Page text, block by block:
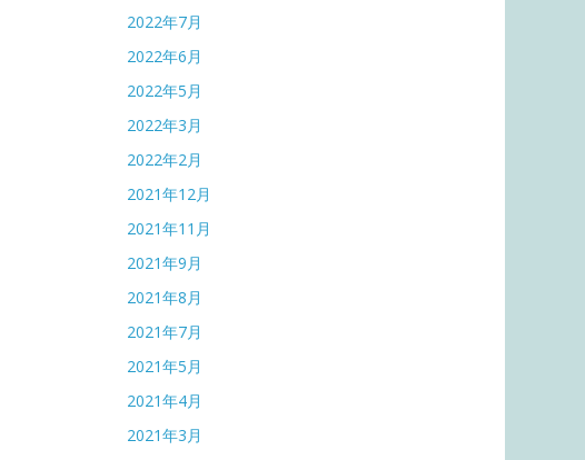
2022年7月
2022年6月
2022年5月
2022年3月
2022年2月
2021年12月
2021年11月
2021年9月
2021年8月
2021年7月
2021年5月
2021年4月
2021年3月